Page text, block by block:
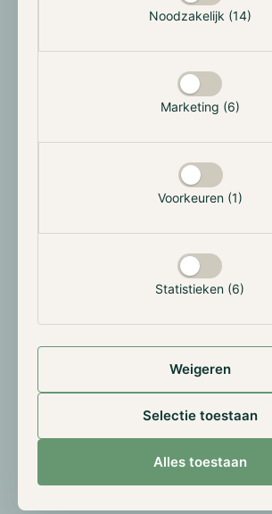
Noodzakelijk (14)
Marketing (6)
Voorkeuren (1)
Statistieken (6)
Weigeren
Selectie toestaan
Alles toestaan